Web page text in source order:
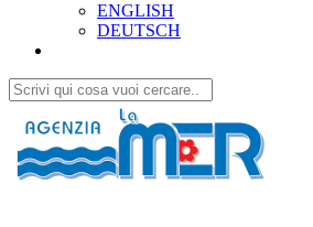
ENGLISH
DEUTSCH